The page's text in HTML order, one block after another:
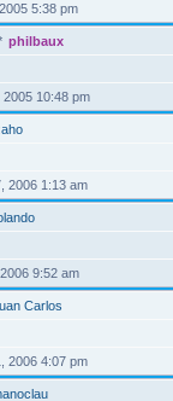
5:38 pm
philbaux
10:48 pm
2006 1:13 am
9:52 am
Carlos
2006 4:07 pm